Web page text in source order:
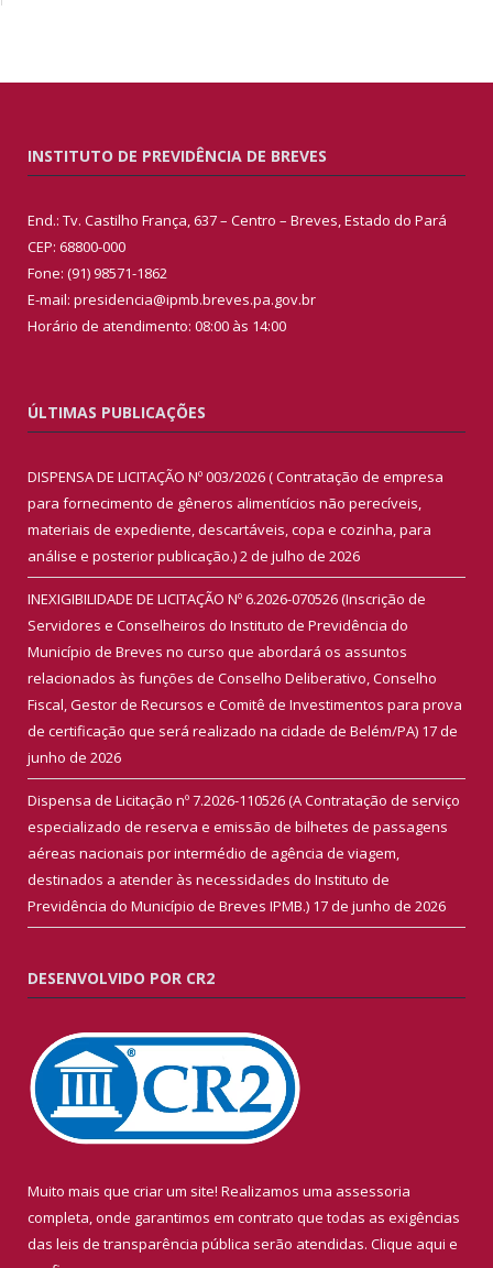
INSTITUTO DE PREVIDÊNCIA DE BREVES
End.: Tv. Castilho França, 637 – Centro – Breves, Estado do Pará
CEP: 68800-000
Fone: (91) 98571-1862
E-mail: presidencia@ipmb.breves.pa.gov.br
Horário de atendimento: 08:00 às 14:00
ÚLTIMAS PUBLICAÇÕES
DISPENSA DE LICITAÇÃO Nº 003/2026 ( Contratação de empresa
para fornecimento de gêneros alimentícios não perecíveis,
materiais de expediente, descartáveis, copa e cozinha, para
análise e posterior publicação.)2 de julho de 2026
INEXIGIBILIDADE DE LICITAÇÃO Nº 6.2026-070526 (Inscrição de
Servidores e Conselheiros do Instituto de Previdência do
Município de Breves no curso que abordará os assuntos
relacionados às funções de Conselho Deliberativo, Conselho
Fiscal, Gestor de Recursos e Comitê de Investimentos para prova
de certificação que será realizado na cidade de Belém/PA) 17 de
junho de 2026
Dispensa de Licitação nº 7.2026-110526 (A Contratação de serviço
especializado de reserva e emissão de bilhetes de passagens
aéreas nacionais por intermédio de agência de viagem,
destinados a atender às necessidades do Instituto de
Previdência do Município de Breves IPMB.) 17 de junho de 2026
DESENVOLVIDO POR CR2
Muito mais que criar um site! Realizamos uma assessoria
completa, onde garantimos em contrato que todas as exigências
das leis de transparência pública serão atendidas. Clique aqui e